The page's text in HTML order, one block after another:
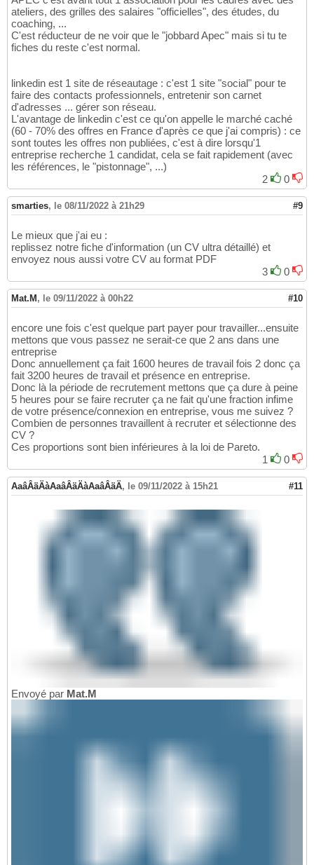
ateliers, des grilles des salaires "officielles", des études, du
coaching, ...
C'est réducteur de ne voir que le "jobbard Apec" mais si tu te
fiches du reste c'est normal.
linkedin est 1 site de réseautage : c'est 1 site "social" pour te
faire des contacts professionnels, entretenir son carnet
d'adresses ... gérer son réseau.
L'avantage de linkedin c'est ce qu'on appelle le marché caché
(60 - 70% des offres en France d'après ce que j'ai compris) : ce
sont toutes les offres non publiées, c'est à dire lorsqu'1
entreprise recherche 1 candidat, cela se fait rapidement (avec
les références, le "pistonnage", ...)
2
0
smarties, le 08/11/2022 à 21h29 #9
Le mieux que j'ai eu :
replissez notre fiche d'information (un CV ultra détaillé) et
envoyez nous aussi votre CV au format PDF
3
0
Mat.M, le 09/11/2022 à 00h22 #10
encore une fois c'est quelque part payer pour travailler...ensuite
mettons que vous passez ne serait-ce que 2 ans dans une
entreprise
Donc annuellement ça fait 1600 heures de travail fois 2 donc ça
fait 3200 heures de travail et présence en entreprise.
Donc là la période de recrutement mettons que ça dure à peine
5 heures pour se faire recruter ça ne fait qu'une fraction infime
de votre présence/connexion en entreprise, vous me suivez ?
Combien de personnes travaillent à recruter et sélectionne des
CV ?
Ces proportions sont bien inférieures à la loi de Pareto.
1
0
AaâÂäÄàAaâÂäÄàAaâÂäÄ, le 09/11/2022 à 15h21 #11
Envoyé par Mat.M